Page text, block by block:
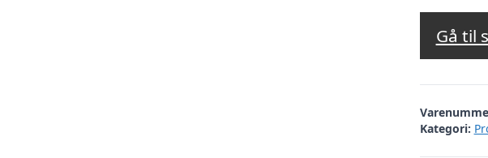
Gå til
Kategori: